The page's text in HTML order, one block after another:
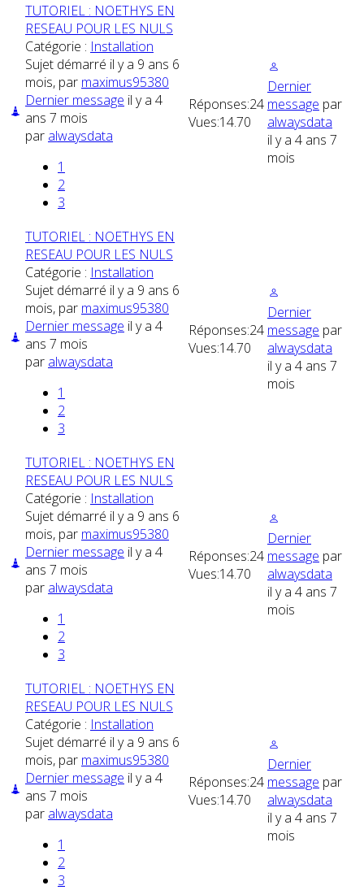
TUTORIEL : NOETHYS EN
RESEAU POUR LES NULS
Catégorie : Installation
Sujet démarré il y a 9 ans 6
mois, par maximus95380
Dernier message il y a 4
ans 7 mois
par alwaysdata
1
2
3
Réponses:24
Vues:14.70
Dernier
message par
alwaysdata
il y a 4 ans 7
mois
TUTORIEL : NOETHYS EN
RESEAU POUR LES NULS
Catégorie : Installation
Sujet démarré il y a 9 ans 6
mois, par maximus95380
Dernier message il y a 4
ans 7 mois
par alwaysdata
1
2
3
Réponses:24
Vues:14.70
Dernier
message par
alwaysdata
il y a 4 ans 7
mois
TUTORIEL : NOETHYS EN
RESEAU POUR LES NULS
Catégorie : Installation
Sujet démarré il y a 9 ans 6
mois, par maximus95380
Dernier message il y a 4
ans 7 mois
par alwaysdata
1
2
3
Réponses:24
Vues:14.70
Dernier
message par
alwaysdata
il y a 4 ans 7
mois
TUTORIEL : NOETHYS EN
RESEAU POUR LES NULS
Catégorie : Installation
Sujet démarré il y a 9 ans 6
mois, par maximus95380
Dernier message il y a 4
ans 7 mois
par alwaysdata
1
2
3
Réponses:24
Vues:14.70
Dernier
message par
alwaysdata
il y a 4 ans 7
mois